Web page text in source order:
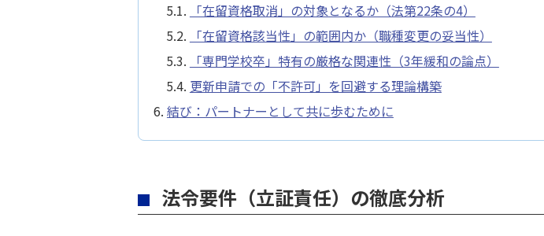
「在留資格取消」の対象となるか（法第22条の4）
「在留資格該当性」の範囲内か（職種変更の妥当性）
「専門学校卒」特有の厳格な関連性（3年緩和の論点）
更新申請での「不許可」を回避する理論構築
結び：パートナーとして共に歩むために
法令要件（立証責任）の徹底分析